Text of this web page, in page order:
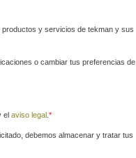
y servicios de tekman y sus
o cambiar tus preferencias de
el aviso legal *
debemos almacenar y tratar tus